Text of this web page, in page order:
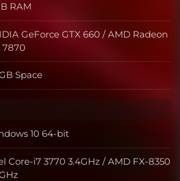
RAM
GeForce GTX 660 / AMD Radeon
7870
Space
10 64-bit
Core-i7 3770 3.4GHz / AMD FX-8350